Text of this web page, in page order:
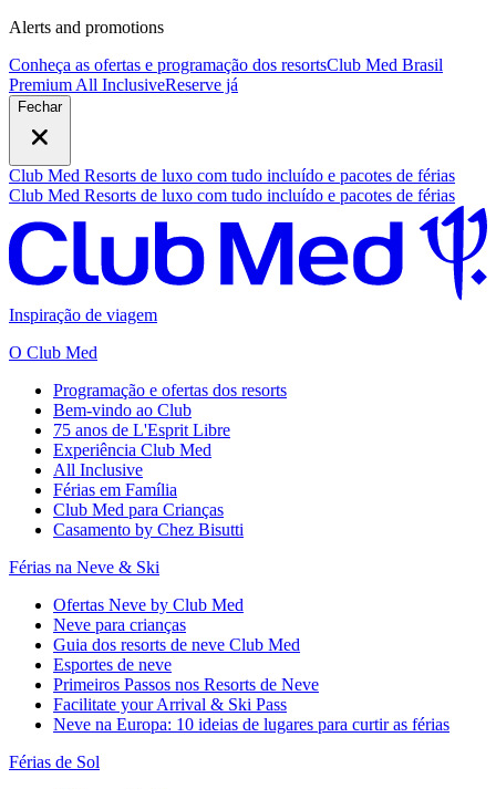
Alerts and promotions
Conheça as ofertas e programação dos resortsClub Med Brasil
Premium All InclusiveReserve já
Fechar
Club Med Resorts de luxo com tudo incluído e pacotes de férias
Club Med Resorts de luxo com tudo incluído e pacotes de férias
Inspiração de viagem
O Club Med
Programação e ofertas dos resorts
Bem-vindo ao Club
75 anos de L'Esprit Libre
Experiência Club Med
All Inclusive
Férias em Família
Club Med para Crianças
Casamento by Chez Bisutti
Férias na Neve & Ski
Ofertas Neve by Club Med
Neve para crianças
Guia dos resorts de neve Club Med
Esportes de neve
Primeiros Passos nos Resorts de Neve
Facilitate your Arrival & Ski Pass
Neve na Europa: 10 ideias de lugares para curtir as férias
Férias de Sol